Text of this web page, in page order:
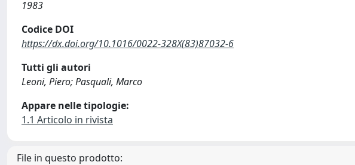
1983
Codice DOI
https://dx.doi.org/10.1016/0022-328X(83)87032-6
Tutti gli autori
Leoni, Piero; Pasquali, Marco
Appare nelle tipologie:
1.1 Articolo in rivista
File in questo prodotto: